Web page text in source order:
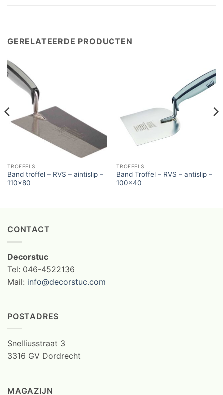
GERELATEERDE PRODUCTEN
TROFFELS
Band troffel – RVS – aintislip –
110×80
TROFFELS
Band Troffel – RVS – antislip –
100×40
CONTACT
Decorstuc
Tel: 046-4522136
Mail: info@decorstuc.com
POSTADRES
Snelliusstraat 3
3316 GV Dordrecht
MAGAZIJN